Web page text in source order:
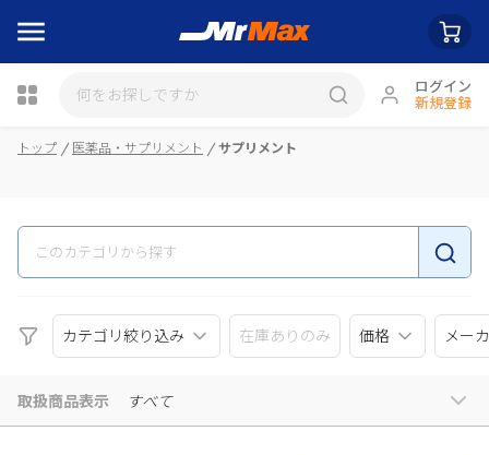
ログイン
新規登録
瓶詰
トップ 医薬品・サプリメント サプリメント
カテゴリ絞り込み 在庫ありのみ 価格 メー
取扱商品表示 すべて